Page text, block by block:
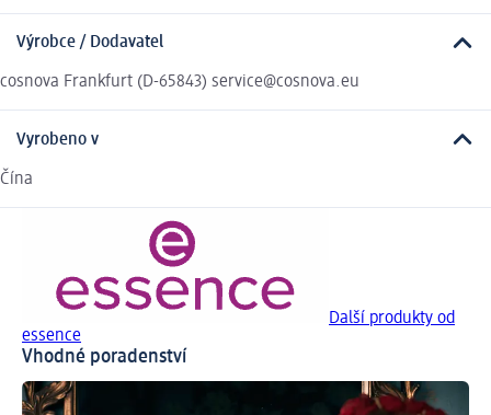
Výrobce / Dodavatel
cosnova Frankfurt (D-65843) service@cosnova.eu
Vyrobeno v
Čína
Další produkty od
essence
Vhodné poradenství